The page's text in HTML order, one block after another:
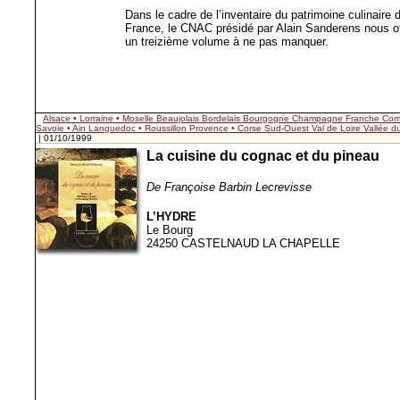
Dans le cadre de l’inventaire du patrimoine culinaire
France, le CNAC présidé par Alain Sanderens nous
un treizième volume à ne pas manquer.
Alsace • Lorraine • Moselle Beaujolais Bordelais Bourgogne Champagne Franche
Savoie • Ain Languedoc • Roussillon Provence • Corse Sud-Ouest Val de Loire Vallée
| 01/10/1999
La cuisine du cognac et du pineau
De Françoise Barbin Lecrevisse
L’HYDRE
Le Bourg
24250 CASTELNAUD LA CHAPELLE